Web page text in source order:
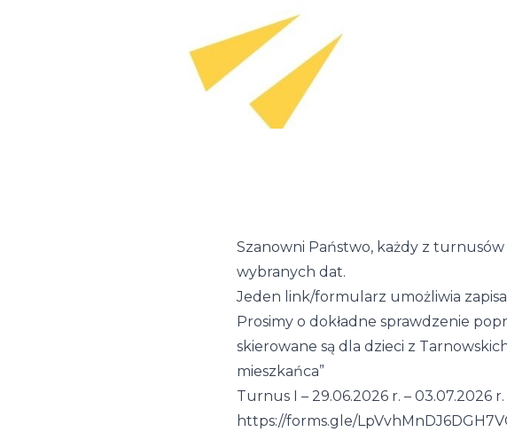
Szanowni Państwo, każdy z
wybranych dat.
Jeden link/formularz umożliwia
Prosimy o dokładne sprawdzenie
skierowane są dla dzieci z
mieszkańca”
Turnus I – 29.06.2026 r. – 03.07.2026 r.
https://forms.gle/